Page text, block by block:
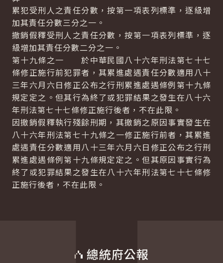
累犯受刑人之責任分數，按第一項表列標準，逐級增
加其責任分數三分之一。
撤銷假釋受刑人之責任分數，按第一項表列標準，逐
級增加其責任分數二分之一。
第十九條之一 於中華民國八十六年刑法第七十七
條修正施行前犯罪者，其累進處遇責任分數適用八十
三年六月六日修正公布之行刑累進處遇條例第十九條
規定定之。但其行為終了或犯罪結果之發生在八十六
年刑法第七十七條修正施行後者，不在此限。
因撤銷假釋執行殘餘刑期，其撤銷之原因事實發生在
八十六年刑法第七十九條之一修正施行前者，其累進
處遇責任分數適用八十三年六月六日修正公布之行刑
累進處遇條例第十九條規定定之。但其原因事實行為
終了或犯罪結果之發生在八十六年刑法第七十七條修
正施行後者，不在此限。
總統府公報